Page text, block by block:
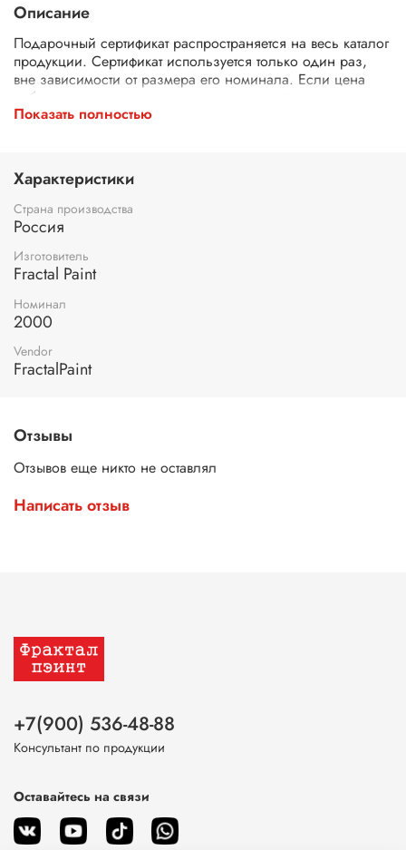
Описание
Подарочный сертификат распространяется на весь каталог
продукции. Сертификат используется только один раз,
вне зависимости от размера его номинала. Если цена
выбранного товара ниже номинала сертификата, остаток
денежными средствами не выплачивается.
купона, кому и кого. По Вашей просьбе можем дополнить
сертификат поздравлением. Сертификат предоставляется в
электронном виде.
Подарочный сертификат возврату не подлежит,
уплаченные денежные средства за него не возвращаются.
Показать полностью
Характеристики
Страна производства
Россия
Изготовитель
Fractal Paint
Номинал
2000
Vendor
FractalPaint
Отзывы
Отзывов еще никто не оставлял
Написать отзыв
+7(900) 536-48-88
Консультант по продукции
Оставайтесь на связи